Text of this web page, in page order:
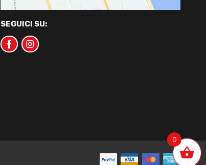
SEGUICI SU:
0